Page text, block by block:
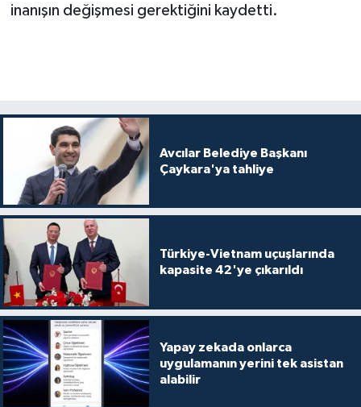
inanışın değişmesi gerektiğini kaydetti.
Avcılar Belediye Başkanı
Çaykara'ya tahliye
Türkiye-Vietnam uçuşlarında
kapasite 42'ye çıkarıldı
Yapay zekada onlarca
uygulamanın yerini tek asistan
alabilir